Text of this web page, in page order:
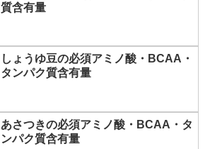
質含有量
しょうゆ豆の必須アミノ酸・BCAA・
タンパク質含有量
あさつきの必須アミノ酸・BCAA・タ
ンパク質含有量